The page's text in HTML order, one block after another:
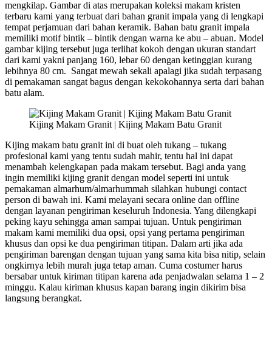
mengkilap. Gambar di atas merupakan koleksi makam kristen
terbaru kami yang terbuat dari bahan granit impala yang di lengkapi
tempat perjamuan dari bahan keramik. Bahan batu granit impala
memiliki motif bintik – bintik dengan warna ke abu – abuan. Model
gambar kijing tersebut juga terlihat kokoh dengan ukuran standart
dari kami yakni panjang 160, lebar 60 dengan ketinggian kurang
lebihnya 80 cm. Sangat mewah sekali apalagi jika sudah terpasang
di pemakaman sangat bagus dengan kekokohannya serta dari bahan
batu alam.
Kijing Makam Granit | Kijing Makam Batu Granit
Kijing makam batu granit ini di buat oleh tukang – tukang
profesional kami yang tentu sudah mahir, tentu hal ini dapat
menambah kelengkapan pada makam tersebut. Bagi anda yang
ingin memiliki kijing granit dengan model seperti ini untuk
pemakaman almarhum/almarhummah silahkan hubungi contact
person di bawah ini. Kami melayani secara online dan offline
dengan layanan pengiriman keseluruh Indonesia. Yang dilengkapi
peking kayu sehingga aman sampai tujuan. Untuk pengiriman
makam kami memiliki dua opsi, opsi yang pertama pengiriman
khusus dan opsi ke dua pengiriman titipan. Dalam arti jika ada
pengiriman barengan dengan tujuan yang sama kita bisa nitip, selain
ongkirnya lebih murah juga tetap aman. Cuma costumer harus
bersabar untuk kiriman titipan karena ada penjadwalan selama 1 – 2
minggu. Kalau kiriman khusus kapan barang ingin dikirim bisa
langsung berangkat.